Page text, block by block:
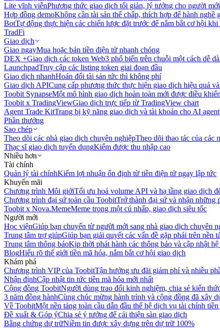
Lite vĩnh viễnPhương thức giao dịch tối giản, lý tưởng cho người
Hợp đồng demoKhông cần tài sản thế chấp, thích hợp để hành nghề
BotTự động thực hiện các chiến lược đặt trước để nắm bắt cơ hội
TradFi
Giao dịch
Giao ngayMua hoặc bán tiền điện tử nhanh chóng
DEX +Giao dịch các token Web3 phổ biến trên chuỗi một cách dễ
LaunchpadTruy cập các listing token giai đoạn đầu
Giao dịch nhanhHoán đổi tài sản tức thì không phí
Giao dịch APICung cấp phương thức thực hiện giao dịch hiệu quả
Toobit SynapseMột mô hình giao dịch hoàn toàn mới được điều
Toobit x TradingViewGiao dịch trực tiếp từ TradingView chart
Agent Trade KitTrang bị kỹ năng giao dịch và tài khoản cho AI agent
Phần thưởng
Sao chép
Theo dõi các nhà giao dịch chuyên nghiệpTheo dõi thao tác của các
Thạc sĩ giao dịch tuyển dụngKiếm được thu nhập cao
Nhiều hơn
Tài chính
Quản lý tài chínhKiếm lợi nhuận ổn định từ tiền điện tử ngay lập tức
Khuyến mãi
Chương trình Môi giớiTối ưu hoá volume API và hạ tầng giao dịch
Chương trình đại sứ toàn cầu ToobitTrở thành đại sứ và nhận những
Toobit x Nova.MemeMeme trong một cú nhấp, giao dịch siêu tốc
Người mới
Học việnGiúp bạn chuyển từ người mới sang nhà giao dịch chuyên
Trung tâm trợ giúpGiúp bạn giải quyết các vấn đề gặp phải trên nền
Trung tâm thông báoKịp thời phát hành các thông báo và cập nhật
BlogHiểu rõ thế giới tiền mã hóa, nắm bắt cơ hội giao dịch
Khám phá
Chương trình VIP của ToobitTận hưởng ưu đãi giảm phí và nhiều
Nhận địnhCập nhật tin tức tiền mã hóa mới nhất
Cộng đồng ToobitNgười dùng trao đổi kinh nghiệm, chia sẻ kiến
3 năm đồng hànhCùng chúc mừng hành trình và cộng đồng đã xây
Về ToobitMột nền tảng toàn cầu dẫn đầu thế hệ dịch vụ tài chính
Đề xuất & Góp ýChia sẻ ý tưởng để cải thiện sàn giao dịch
Bằng chứng dự trữNiềm tin được xây dựng trên dự trữ 100%